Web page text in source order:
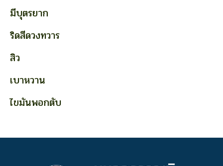
มีบุตรยาก
ริดสีดวงทวาร
สิว
เบาหวาน
ไขมันพอกตับ